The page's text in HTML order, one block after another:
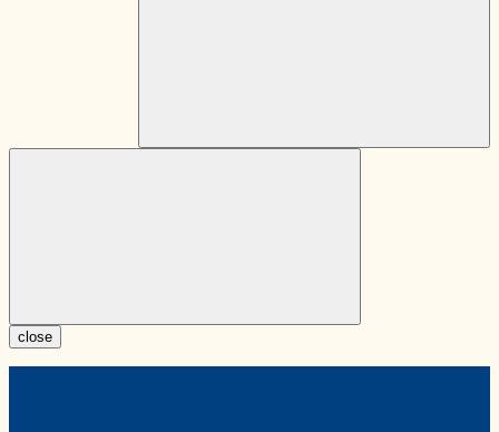
close